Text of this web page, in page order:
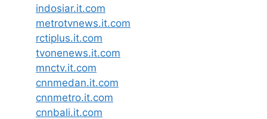
indosiar.it.com
metrotvnews.it.com
rctiplus.it.com
tvonenews.it.com
mnctv.it.com
cnnmedan.it.com
cnnmetro.it.com
cnnbali.it.com